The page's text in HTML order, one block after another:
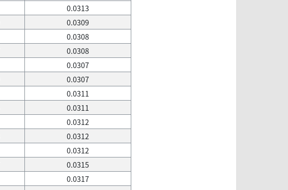
0.0313
0.0309
0.0308
0.0308
0.0307
0.0307
0.0311
0.0311
0.0312
0.0312
0.0312
0.0315
0.0317